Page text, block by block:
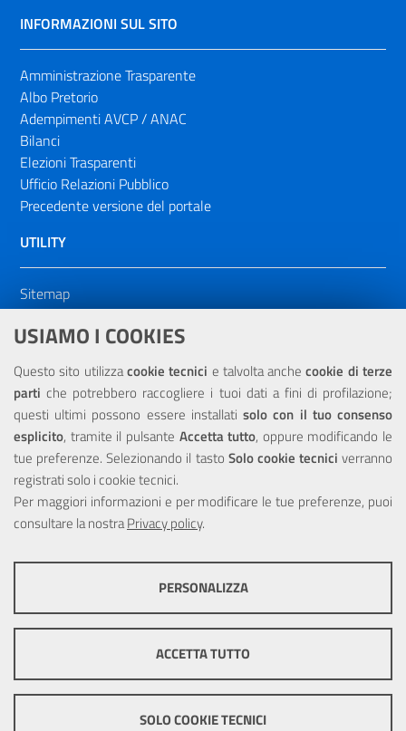
USIAMO I COOKIES
Questo sito utilizzacookie tecnici e talvolta anchecookie di terze
parti che potrebbero raccogliere i tuoi dati a fini di profilazione;
questi ultimi possono essere installatisolo con il tuo consenso
esplicito, tramite il pulsante Accetta tutto, oppure modificando le
tue preferenze. Selezionando il tasto Solo cookie tecnici verranno
registrati solo i cookie tecnici.
Per maggiori informazioni e per modificare le tue preferenze, puoi
consultare la nostraPrivacy policy.
ottimale per ogni utente. Essi non raccolgono i tuoi dati e le tue
informazioni di navigazione per scopi di marketing e profilazione, e
pertanto possono essere utilizzati senza bisogno di acquisire il tuo
PERSONALIZZA
ACCETTA TUTTO
SOLO COOKIE TECNICI
INFORMAZIONI SUL SITO
Amministrazione Trasparente
Albo Pretorio
Adempimenti AVCP / ANAC
Bilanci
Elezioni Trasparenti
Ufficio Relazioni Pubblico
Precedente versione del portale
UTILITY
Sitemap
Dichiarazione di accessibilità
NOTE LEGALI
Privacy
Portale realizzato con la partecipazione finanziaria dell'Unione
Europea tramite i fondi del POR Sicilia 2000/2006 Misura 6.05 -